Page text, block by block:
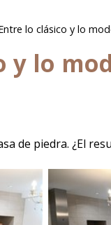
lo clásico y lo
y lo
de piedra. ¿El